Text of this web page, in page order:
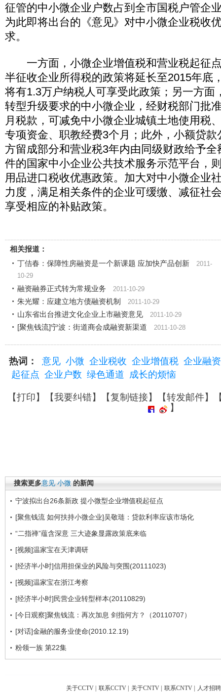
征管的中小微企业户数占到全市国税户管企
为此即将出台的《意见》对中小微企业税收
求。
一方面，小微企业增值税和营业税起征
半征收企业所得税的政策将延长至2015年底
将有1.3万户纳税人可享受此政策；另一方面
转型升级要求的中小微企业，经财税部门批
月税款，可减免中小微企业城镇土地使用税
专项资金、职教经费3个月；此外，小额贷
方留成部分和营业税3年内由同级财政给予
件的国家中小企业公共技术服务示范平台，
用品进口税收优惠政策。加大对中小微企业
力度，满足相关条件的企业可缓缴、减征社
享受相应的补贴政策。
相关报道：
丁佶春：保障性房融资是一个新课题 应加快产品创新
2011-
10-29
融资融券正式转为常规业务
2011-10-29
朱光耀：应建立地方债融资机制 2011-10-29
山东省出台推进文化企业上市融资意见 2011-10-29
[聚焦钱流]宁波：街道商会成融资新渠道 2011-10-28
热词： 意见 小微 企业税收 企业增值税 企业融资
起征点 企业户数 绿色通道 成长的烦恼
【打印】【我要纠错】【复制链接】【转发邮件】
】
搜索更多意见 小微 的新闻
宁波拟出台26条新政 提小微型企业增值税起征点
[聚焦钱流 如何扶持小微企业]吴敬琏：贷款利率应该市场化
“二指禅”蕴含深意 三大迹象显露政策底来临
[视频]温家宝在天津调研
[经济半小时]信用担保业的风险与突围(20111023)
[视频]温家宝在浙江考察
[经济半小时]民营企业转型样本(20110829)
[今日观察]聚焦钱流：再次加息 剑指何方？（20110707）
[对话]金融的服务业使命(2010.12.19)
粉领一族 第22集
关于CCTV | 联系CCTV | 关于CNTV | 联系CNTV | 人才招聘